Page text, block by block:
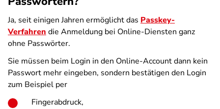
Ja, seit einigen Jahren ermöglicht das Passkey-
Verfahren die Anmeldung bei Online-Diensten ganz
ohne Passwörter.
Sie müssen beim Login in den Online-Account dann kein
Passwort mehr eingeben, sondern bestätigen den Login
zum Beispiel per
Fingerabdruck,